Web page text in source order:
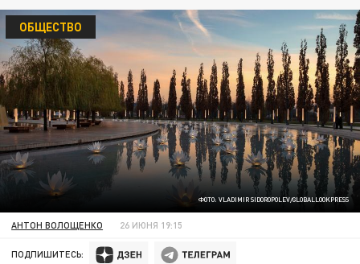
ФОТО: VLADIMIR SIDOROPOLEV/GLOBALLOOKPRESS
ОБЩЕСТВО
АНТОН ВОЛОЩЕНКО 26 ИЮНЯ 19:15
ПОДПИШИТЕСЬ: